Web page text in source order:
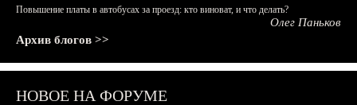
Повышение платы в автобусах за проезд: кто виноват, и что делать?
Олег Паньков
Архив блогов >>
НОВОЕ НА ФОРУМЕ